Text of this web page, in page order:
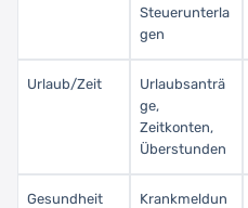
Steuerunterla
gen
Urlaub/Zeit
Urlaubsanträ
ge,
Zeitkonten,
Überstunden
Gesundheit
Krankmeldun